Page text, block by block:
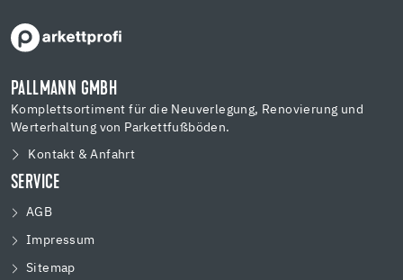
PALLMANN GMBH
Komplettsortiment für die Neuverlegung, Renovierung und
Werterhaltung von Parkettfußböden.
Kontakt & Anfahrt
SERVICE
AGB
Impressum
Sitemap